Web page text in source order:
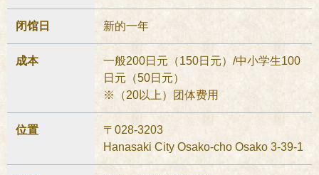
闭馆日 新的一年
成本
一般200日元（150日元）/中小学生100
日元（50日元）
※（20以上）团体费用
位置
〒028-3203
Hanasaki City Osako-cho Osako 3-39-1